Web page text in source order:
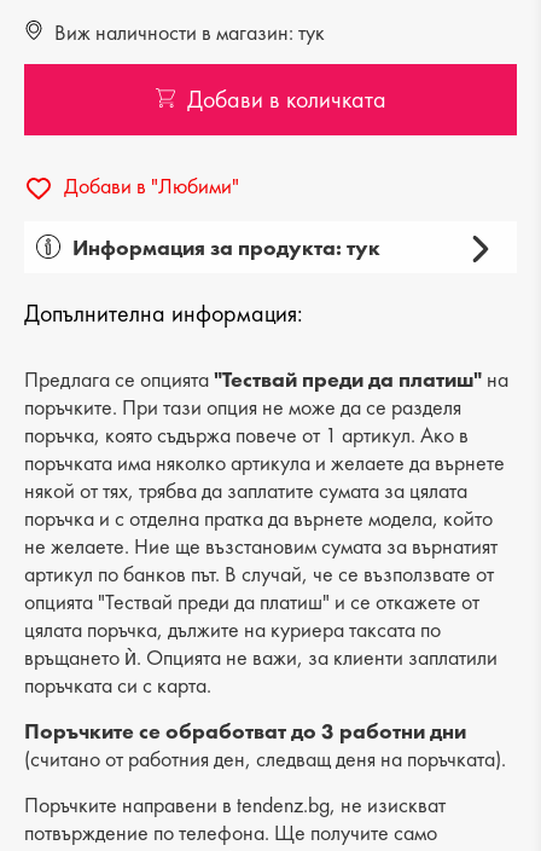
Виж наличности в магазин: тук
Добави в количката
Добави в "Любими"
Информация за продукта: тук
Вид на продукта: ежедневни
Категория: обувки
Лицев материал: естествена кожа
Хастар: еко кожа/текстил
Ходило/Подметка: платформа
Вид стелка: комфортна от естествена кожа
Височина подметка: 3 cm
Височина на платформата : 6 cm
Разстояние от петата до горната част: 6 cm
Допълнителна информация:
Предлага се опцията"Тествай преди да платиш" на
поръчките. При тази опция не може да се разделя
поръчка, която съдържа повече от 1 артикул. Ако в
поръчката има няколко артикула и желаете да върнете
някой от тях, трябва да заплатите сумата за цялата
поръчка и с отделна пратка да върнете модела, който
не желаете. Ние ще възстановим сумата за върнатият
артикул по банков път. В случай, че се възползвате от
опцията "Тествай преди да платиш" и се откажете от
цялата поръчка, дължите на куриера таксата по
връщането ѝ. Опцията не важи, за клиенти заплатили
поръчката си с карта.
Поръчките се обработват до 3 работни дни
(считано от работния ден, следващ деня на поръчката).
Поръчките направени в tendenz.bg, не изискват
потвърждение по телефона. Ще получите само